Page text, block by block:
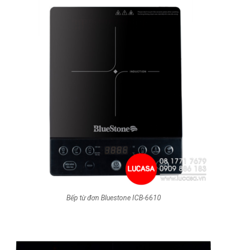
Bếp từ đơn Bluestone ICB-6610